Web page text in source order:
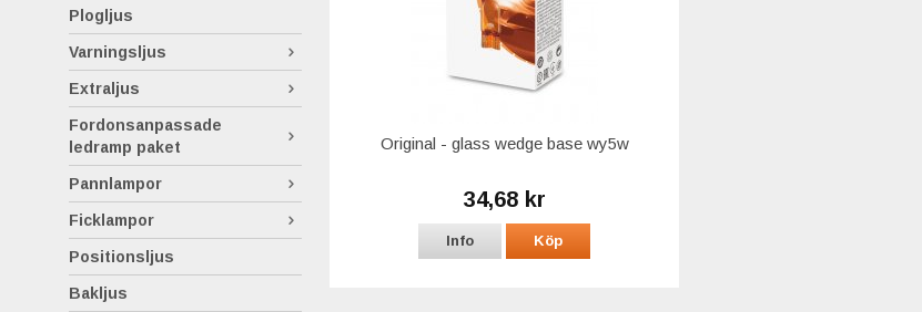
Plogljus
Varningsljus
Extraljus
Fordonsanpassade
ledramp paket
Pannlampor
Ficklampor
Positionsljus
Bakljus
Original - glass wedge base wy5w
34,68 kr
Info Köp